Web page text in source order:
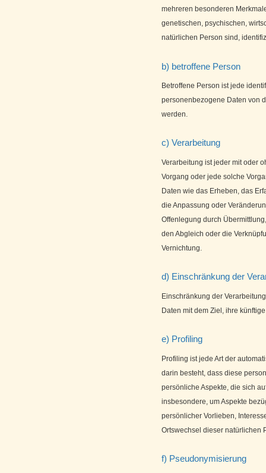
mehreren besonderen
genetischen, psychischen,
natürlichen Person sind,
b) betroffene Person
Betroffene Person ist jede
personenbezogene Daten von
werden.
c) Verarbeitung
Verarbeitung ist jeder mit oder
Vorgang oder jede solche
Daten wie das Erheben, das
die Anpassung oder
Offenlegung durch
den Abgleich oder die
Vernichtung.
d) Einschränkung der
Einschränkung der
Daten mit dem Ziel, ihre
e) Profiling
Profiling ist jede Art der
darin besteht, dass diese
persönliche Aspekte, die sich
insbesondere, um Aspekte
persönlicher Vorlieben,
Ortswechsel dieser natürlichen
f) Pseudonymisierung